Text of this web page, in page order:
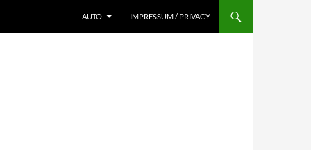
AUTO IMPRESSUM / PRIVACY